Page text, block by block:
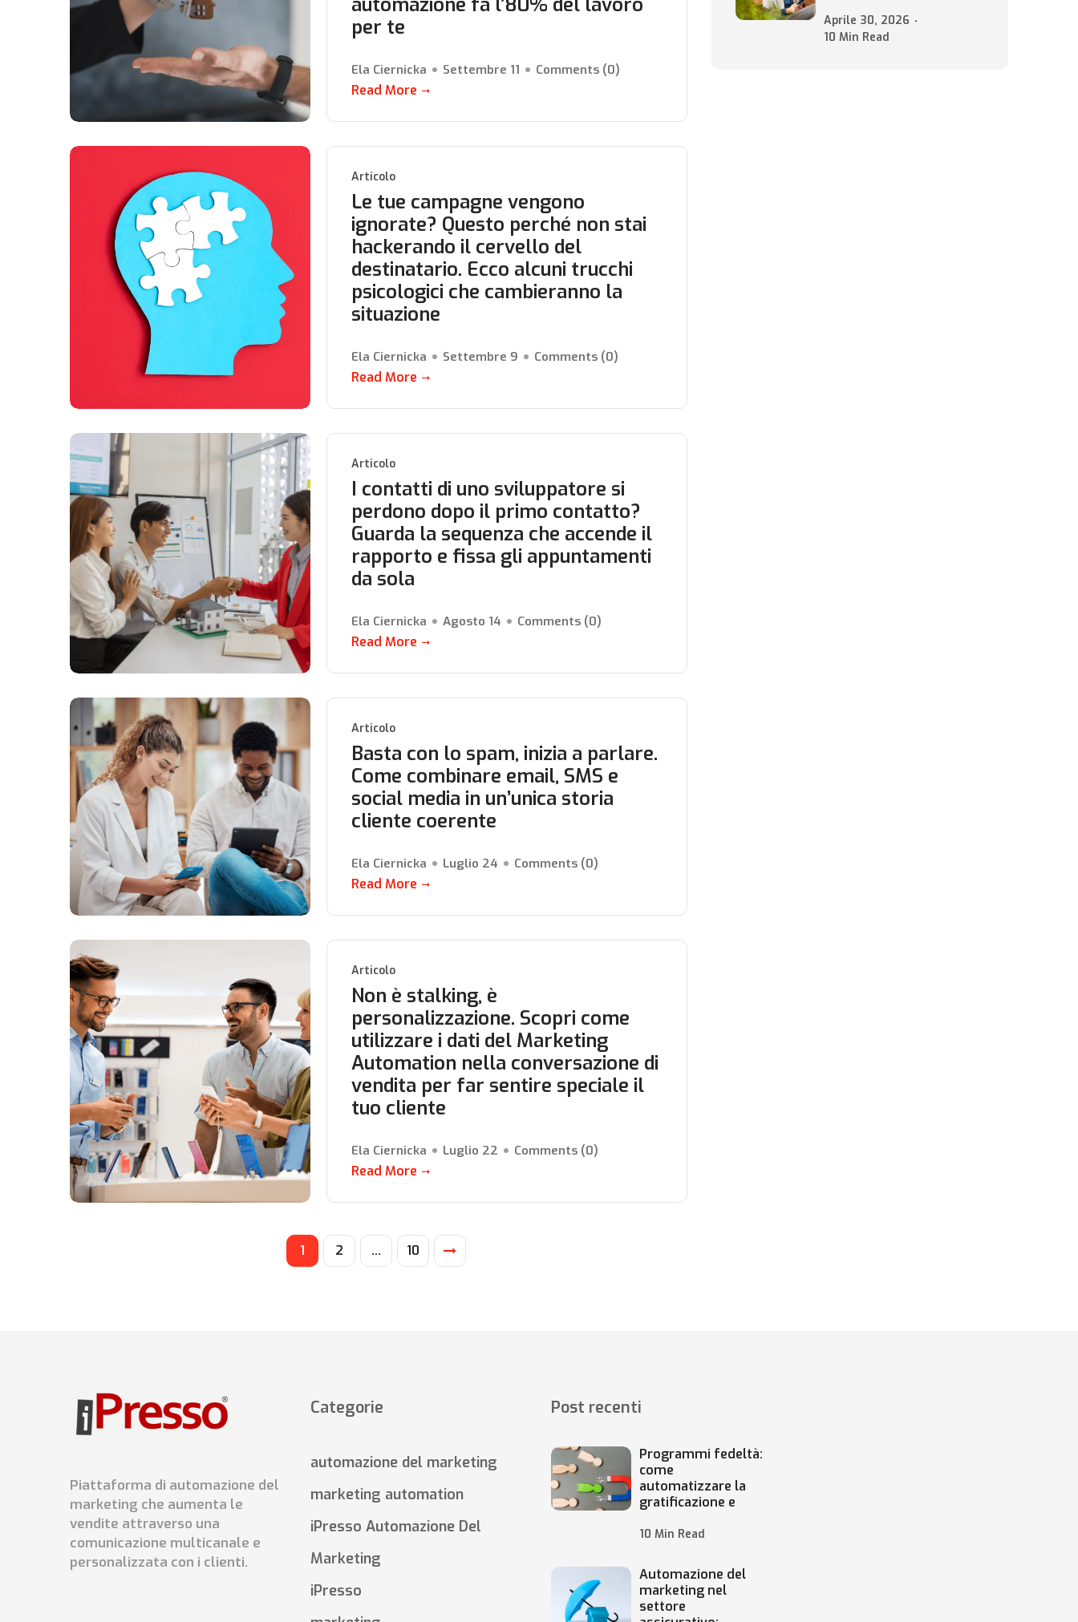
per te
Ela Ciernicka Settembre 11 Comments (0)
Read More
Articolo
Le tue campagne vengono
ignorate? Questo perché non stai
hackerando il cervello del
destinatario. Ecco alcuni trucchi
psicologici che cambieranno la
situazione
Ela Ciernicka Settembre 9 Comments (0)
Read More
Articolo
I contatti di uno sviluppatore si
perdono dopo il primo contatto?
Guarda la sequenza che accende il
rapporto e fissa gli appuntamenti
da sola
Ela Ciernicka Agosto 14 Comments (0)
Read More
Articolo
Basta con lo spam, inizia a parlare.
Come combinare email, SMS e
social media in un’unica storia
cliente coerente
Ela Ciernicka Luglio 24 Comments (0)
Read More
Articolo
Non è stalking, è
personalizzazione. Scopri come
utilizzare i dati del Marketing
Automation nella conversazione di
vendita per far sentire speciale il
tuo cliente
Ela Ciernicka Luglio 22 Comments (0)
Read More
1 2 … 10
Aprile 30, 2026
10 Min Read
Piattaforma di automazione del
marketing che aumenta le
vendite attraverso una
comunicazione multicanale e
personalizzata con i clienti.
Categorie
automazione del marketing
marketing automation
iPresso Automazione Del
Marketing
iPresso
Post recenti
Programmi fedeltà:
come
automatizzare la
gratificazione e
10 Min Read
Automazione del
marketing nel
settore